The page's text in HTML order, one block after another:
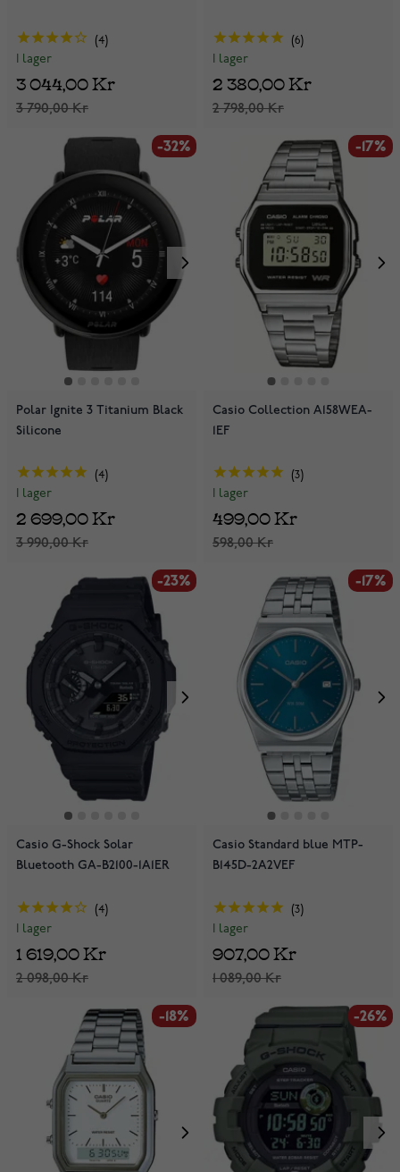
4
I lager
3 790,00 Kr
3 044,00 Kr
6
I lager
2 798,00 Kr
2 380,00 Kr
-32%
Polar Ignite 3 Titanium Black
Silicone
4
I lager
3 990,00 Kr
2 699,00 Kr
-17%
Casio Collection A158WEA-
1EF
3
I lager
598,00 Kr
499,00 Kr
-23%
Casio G-Shock Solar
Bluetooth GA-B2100-1A1ER
4
I lager
2 098,00 Kr
1 619,00 Kr
-17%
Casio Standard blue MTP-
B145D-2A2VEF
3
I lager
1 089,00 Kr
907,00 Kr
-18% -26%